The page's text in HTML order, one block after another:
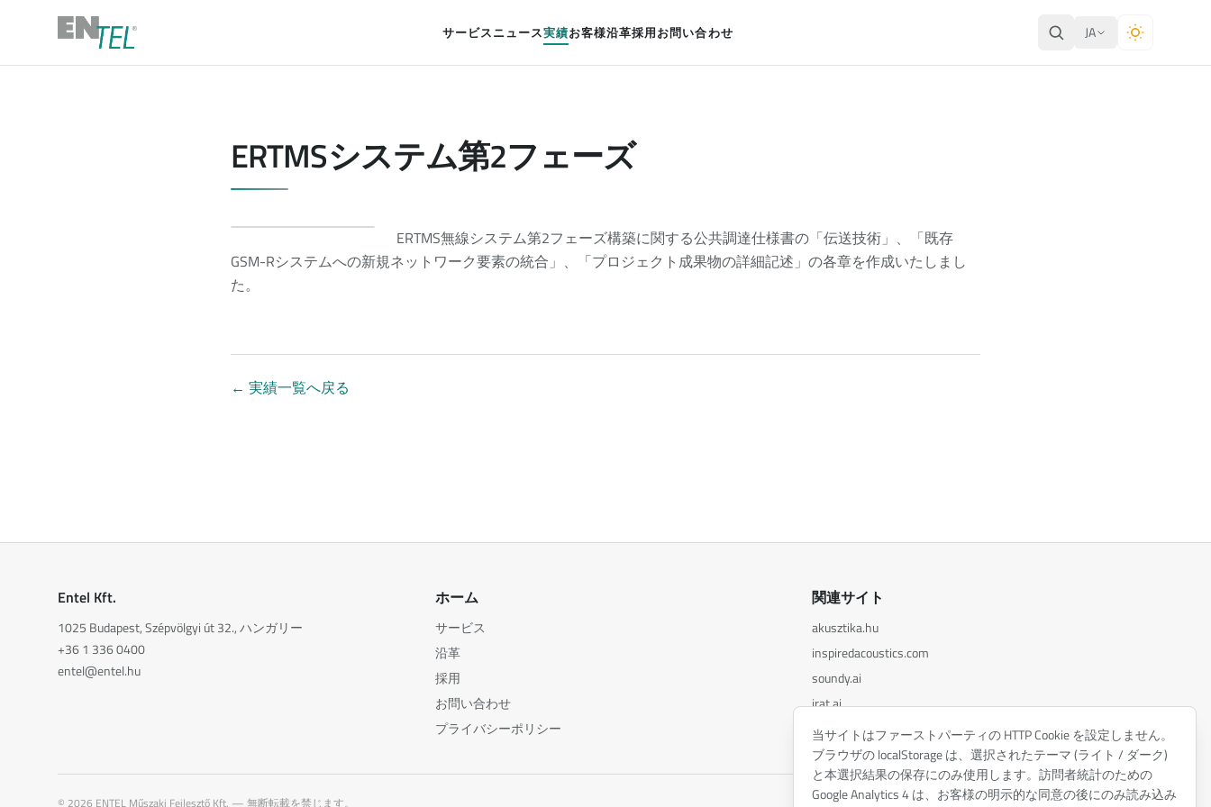
サービスニュース実績お客様沿革採用お問い合わせ JA
ERTMSシステム第2フェーズ
ERTMS無線システム第2フェーズ構築に関する公共調達仕様書の「伝送技術」、「既存
GSM-Rシステムへの新規ネットワーク要素の統合」、「プロジェクト成果物の詳細記述」の各章を作成いたしまし
た。
← 実績一覧へ戻る
Entel Kft.
1025 Budapest, Szépvölgyi út 32., ハンガリー
+36 1 336 0400
entel@entel.hu
ホーム
サービス
沿革
採用
お問い合わせ
プライバシーポリシー
関連サイト
akusztika.hu
inspiredacoustics.com
soundy.ai
irat.ai
© 2026 ENTEL Műszaki Fejlesztő Kft. — 無断転載を禁じます。 プライバシーポリシー
当サイトはファーストパーティの HTTP Cookie を設定しません。
ブラウザの localStorage は、選択されたテーマ (ライト / ダーク)
と本選択結果の保存にのみ使用します。訪問者統計のための
Google Analytics 4 は、お客様の明示的な同意の後にのみ読み込み